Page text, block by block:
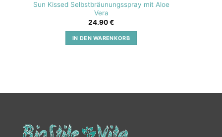
Sun Kissed Selbstbräunungsspray mit Aloe
Vera
24.90€
IN DEN WARENKORB